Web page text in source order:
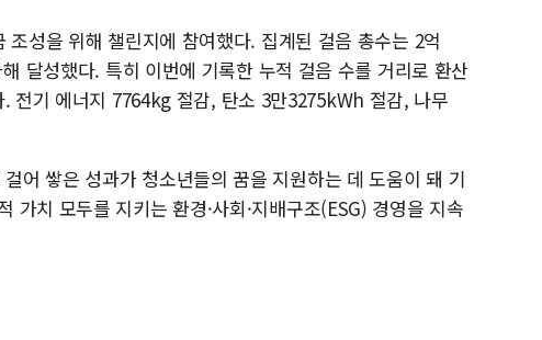
성을 위해 챌린지에 참여했다. 집계된 걸음 총수는 2억
달성했다. 특히 이번에 기록한 누적 걸음 수를 거리로 환산
전기 에너지 7764kg 절감, 탄소 3만3275kWh 절감, 나무
어 쌓은 성과가 청소년들의 꿈을 지원하는 데 도움이 돼 기
치 모두를 지키는 환경·사회·지배구조(ESG) 경영을 지속